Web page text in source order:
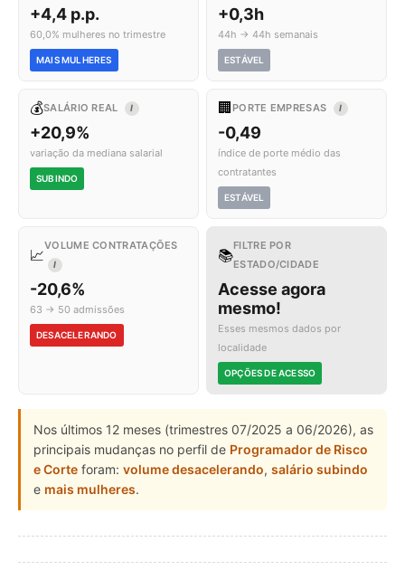
+4,4 p.p.
60,0% mulheres no trimestre
MAIS MULHERES
+0,3h
44h → 44h semanais
ESTÁVEL
💰SALÁRIO REAL I
+20,9%
variação da mediana salarial
SUBINDO
🏢 PORTE EMPRESAS I
-0,49
índice de porte médio das
contratantes
ESTÁVEL
📈
VOLUME CONTRATAÇÕES
I
-20,6%
63 → 50 admissões
DESACELERANDO
📚
FILTRE POR
ESTADO/CIDADE
Acesse agora
mesmo!
Esses mesmos dados por
localidade
OPÇÕES DE ACESSO
Nos últimos 12 meses (trimestres 07/2025 a 06/2026), as
principais mudanças no perfil de Programador de Risco
e Corte foram: volume desacelerando, salário subindo
e mais mulheres.